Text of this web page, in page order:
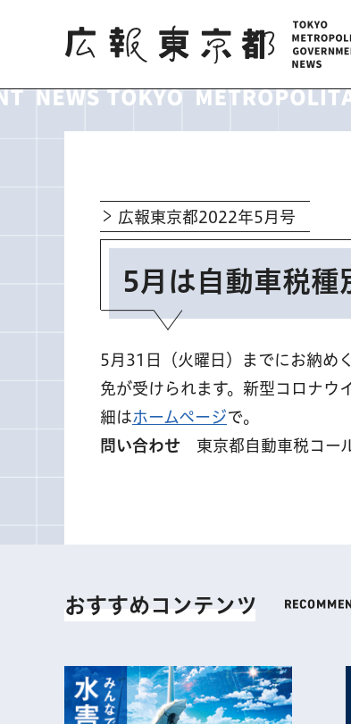
広報東京都
広報東京都2022年5月号
5月は自動車税種
5月31日（火曜日）までにお納め
免が受けられます。新型コロナウ
細はホームページで。
問い合わせ 東京都自動車税コ
おすすめコンテンツ